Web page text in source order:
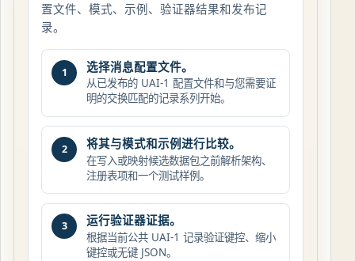
置文件、模式、示例、验证器结果和发布记
录。
1 选择消息配置文件。
从已发布的 UAI-1 配置文件和与您需要证
明的交换匹配的记录系列开始。
2 将其与模式和示例进行比较。
在写入或映射候选数据包之前解析架构、
注册表项和一个测试样例。
3 运行验证器证据。
根据当前公共 UAI-1 记录验证键控、缩小
键控或无键 JSON。